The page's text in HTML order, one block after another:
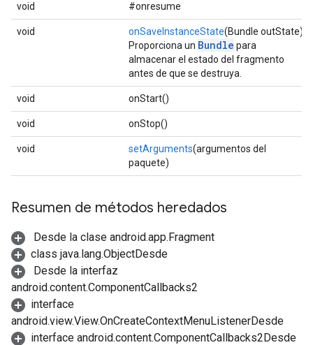
void #onresume
void onSaveInstanceState(Bundle outState)
Proporciona un Bundle para
almacenar el estado del fragmento
antes de que se destruya.
void onStart()
void onStop()
void setArguments(argumentos del
paquete)
Resumen de métodos heredados
Desde la clase android.app.Fragment
class java.lang.ObjectDesde
Desde la interfaz
android.content.ComponentCallbacks2
interface
android.view.View.OnCreateContextMenuListenerDesde
interface android.content.ComponentCallbacks2Desde